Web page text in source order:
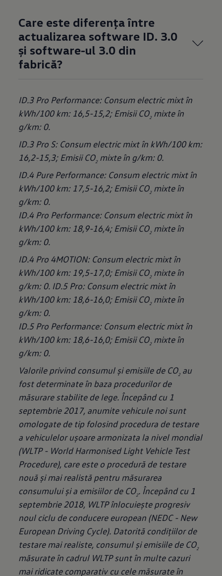
Care este diferența între
actualizarea software ID. 3.0
și software-ul 3.0 din
fabrică?
ID.3 Pro Performance: Consum electric mixt în
kWh/100 km: 16,5-15,2; Emisii CO2 mixte în
g/km: 0.
ID.3 Pro S: Consum electric mixt în kWh/100 km:
16,2-15,3; Emisii CO2 mixte în g/km: 0.
ID.4 Pure Performance: Consum electric mixt în
kWh/100 km: 17,5-16,2; Emisii CO2 mixte în
g/km: 0.
ID.4 Pro Performance: Consum electric mixt în
kWh/100 km: 18,9-16,4; Emisii CO2 mixte în
g/km: 0.
ID.4 Pro 4MOTION: Consum electric mixt în
kWh/100 km: 19,5-17,0; Emisii CO2 mixte în
g/km: 0. ID.5 Pro: Consum electric mixt în
kWh/100 km: 18,6-16,0; Emisii CO2 mixte în
g/km: 0.
ID.5 Pro Performance: Consum electric mixt în
kWh/100 km: 18,6-16,0; Emisii CO2 mixte în
g/km: 0.
Valorile privind consumul și emisiile de CO2 au
fost determinate în baza procedurilor de
măsurare stabilite de lege. Începând cu 1
septembrie 2017, anumite vehicule noi sunt
omologate de tip folosind procedura de testare
a vehiculelor ușoare armonizata la nivel mondial
(WLTP - World Harmonised Light Vehicle Test
Procedure), care este o procedură de testare
nouă și mai realistă pentru măsurarea
consumului și a emisiilor de CO2. Începând cu 1
septembrie 2018, WLTP înlocuiește progresiv
noul ciclu de conducere european (NEDC - New
European Driving Cycle). Datorită condițiilor de
testare mai realiste, consumul și emisiile de CO2
măsurate în cadrul WLTP sunt în multe cazuri
mai ridicate comparativ cu cele măsurate în